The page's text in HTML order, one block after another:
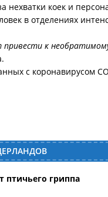
нехватки коек и
в отделениях
к
с коронавирусом
гриппа